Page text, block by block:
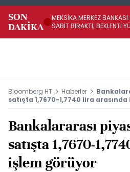
SON
DAKİKA
MEKSİKA MERKEZ
SABİT BIRAKTI; BEKLENTİ
Bloomberg HT Haberler
satışta 1,7670-1,7740 lira
Bankalararası
satışta 1,7670-
işlem görüyor